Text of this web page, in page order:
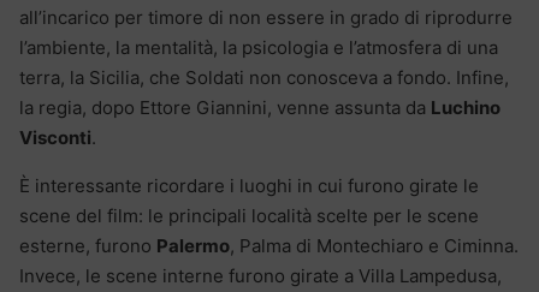
all’incarico per timore di non essere in grado di riprodurre
l’ambiente, la mentalità, la psicologia e l’atmosfera di una
terra, la Sicilia, che Soldati non conosceva a fondo. Infine,
la regia, dopo Ettore Giannini, venne assunta da Luchino
Visconti.
È interessante ricordare i luoghi in cui furono girate le
scene del film: le principali località scelte per le scene
esterne, furono Palermo, Palma di Montechiaro e Ciminna.
Invece, le scene interne furono girate a Villa Lampedusa,